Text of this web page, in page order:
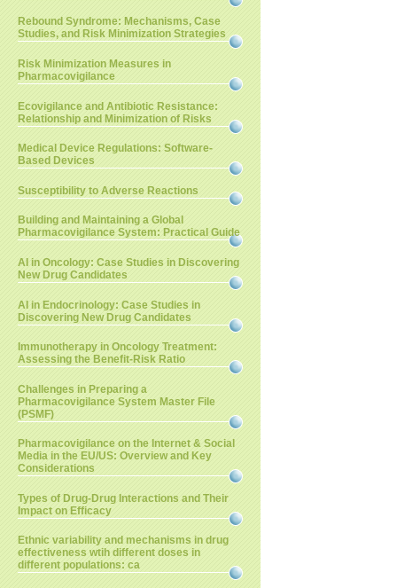
Rebound Syndrome: Mechanisms, Case
Studies, and Risk Minimization Strategies
Risk Minimization Measures in
Pharmacovigilance
Ecovigilance and Antibiotic Resistance:
Relationship and Minimization of Risks
Medical Device Regulations: Software-
Based Devices
Susceptibility to Adverse Reactions
Building and Maintaining a Global
Pharmacovigilance System: Practical Guide
AI in Oncology: Case Studies in Discovering
New Drug Candidates
AI in Endocrinology: Case Studies in
Discovering New Drug Candidates
Immunotherapy in Oncology Treatment:
Assessing the Benefit-Risk Ratio
Challenges in Preparing a
Pharmacovigilance System Master File
(PSMF)
Pharmacovigilance on the Internet & Social
Media in the EU/US: Overview and Key
Considerations
Types of Drug-Drug Interactions and Their
Impact on Efficacy
Ethnic variability and mechanisms in drug
effectiveness wtih different doses in
different populations: ca